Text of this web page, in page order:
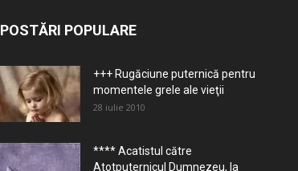
POSTĂRI POPULARE
+++ Rugăciune puternică pentru
momentele grele ale vieţii
28 iulie 2010
**** Acatistul către
Atotputernicul Dumnezeu, la